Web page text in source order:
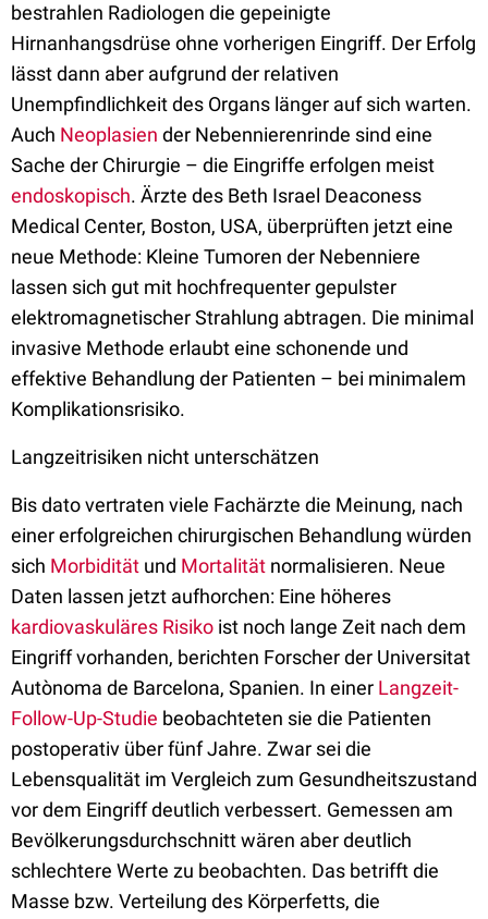
bestrahlen Radiologen die gepeinigte
Hirnanhangsdrüse ohne vorherigen Eingriff. Der Erfolg
lässt dann aber aufgrund der relativen
Unempfindlichkeit des Organs länger auf sich warten.
Auch Neoplasien der Nebennierenrinde sind eine
Sache der Chirurgie – die Eingriffe erfolgen meist
endoskopisch. Ärzte des Beth Israel Deaconess
Medical Center, Boston, USA, überprüften jetzt eine
neue Methode: Kleine Tumoren der Nebenniere
lassen sich gut mit hochfrequenter gepulster
elektromagnetischer Strahlung abtragen. Die minimal
invasive Methode erlaubt eine schonende und
effektive Behandlung der Patienten – bei minimalem
Komplikationsrisiko.
Langzeitrisiken nicht unterschätzen
Bis dato vertraten viele Fachärzte die Meinung, nach
einer erfolgreichen chirurgischen Behandlung würden
sich Morbidität und Mortalität normalisieren. Neue
Daten lassen jetzt aufhorchen: Eine höheres
kardiovaskuläres Risiko ist noch lange Zeit nach dem
Eingriff vorhanden, berichten Forscher der Universitat
Autònoma de Barcelona, Spanien. In einer Langzeit-
Follow-Up-Studie beobachteten sie die Patienten
postoperativ über fünf Jahre. Zwar sei die
Lebensqualität im Vergleich zum Gesundheitszustand
vor dem Eingriff deutlich verbessert. Gemessen am
Bevölkerungsdurchschnitt wären aber deutlich
schlechtere Werte zu beobachten. Das betrifft die
Masse bzw. Verteilung des Körperfetts, die